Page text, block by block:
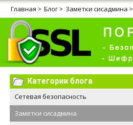
Главная > Блог > Заметки сисадмина >
Категории блога
Сетевая безопасность
Заметки сисадмина